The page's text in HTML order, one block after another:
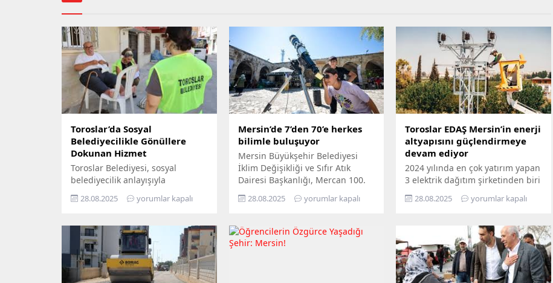
Toroslar’da Sosyal
Belediyecilikle Gönüllere
Dokunan Hizmet
Toroslar Belediyesi, sosyal
belediyecilik anlayışıyla
vatandaşların gönüllerine
dokunmaya devam ediyor. İlçede
özel gereksinimli bireyler ile gazi
ve şehit aileleri, belediyenin
şefkatli elini her zaman
yanlarında hissediyor. Belediye
Sosyal Destek Hizmetleri
28.08.2025 yorumlar kapalı
Mersin’de 7’den 70’e herkes
bilimle buluşuyor
Mersin Büyükşehir Belediyesi
İklim Değişikliği ve Sıfır Atık
Dairesi Başkanlığı, Mercan 100.
Yıl İklim ve Çevre Bilim Merkezi’ni
ziyaret edemeyenler için bilimi
‘Gökyüzü Hepimizin, Bilim Her
Yerde’ sloganıyla yola çıkan
28.08.2025 yorumlar kapalı
Toroslar EDAŞ Mersin’in enerji
altyapısını güçlendirmeye
devam ediyor
2024 yılında en çok yatırım yapan
3 elektrik dağıtım şirketinden biri
olan Toroslar EDAŞ, 2025 yılının
ilk 6 ayında Türkiye’nin en
Mersin’de gerçekleştirdiği 381
milyon TL’yi aşan yatırımla, enerji
altyapısını bugünün ihtiyaçlarına
uygun biçimde yenilerken,
geleceğin artan taleplerine de
28.08.2025 yorumlar kapalı